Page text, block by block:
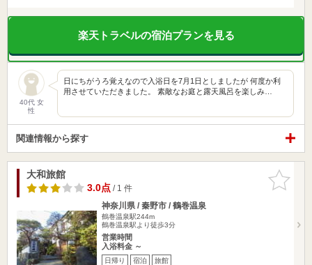
楽天トラベルの宿泊プランを見る
40代 女
性
日にちがうろ覚えなので入浴日を7月1日としましたが 何度か利
用させていただきました。 素敵なお庭と露天風呂を楽しみ…
関連情報から探す
お気に入
りに追加
大和旅館
3.0点/ 1 件
神奈川県 / 秦野市 / 鶴巻温泉
鶴巻温泉駅244m
鶴巻温泉駅より徒歩3分
営業時間
入浴料金 ～
日帰り 宿泊 旅館